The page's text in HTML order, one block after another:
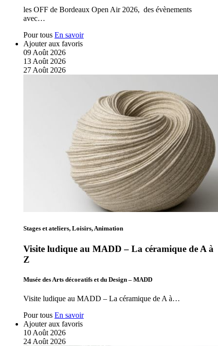
les OFF de Bordeaux Open Air 2026, des évènements
avec…
Pour tous En savoir
Ajouter aux favoris
09 Août 2026
13 Août 2026
27 Août 2026
Stages et ateliers, Loisirs, Animation
Visite ludique au MADD – La céramique de A à
Z
Musée des Arts décoratifs et du Design – MADD
Visite ludique au MADD – La céramique de A à…
Pour tous En savoir
Ajouter aux favoris
10 Août 2026
24 Août 2026